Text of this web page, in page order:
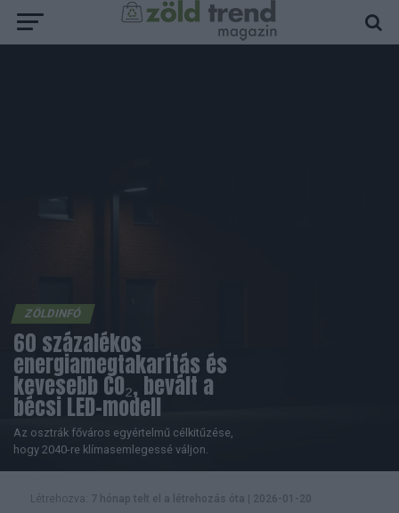
ZÖLDINFÓ
60 százalékos
energiamegtakarítás és
kevesebb CO₂, bevált a
bécsi LED-modell
Az osztrák főváros egyértelmű célkitűzése,
hogy 2040-re klímasemlegessé váljon.
Létrehozva: 7 hónap telt el a létrehozás óta 2026-01-20